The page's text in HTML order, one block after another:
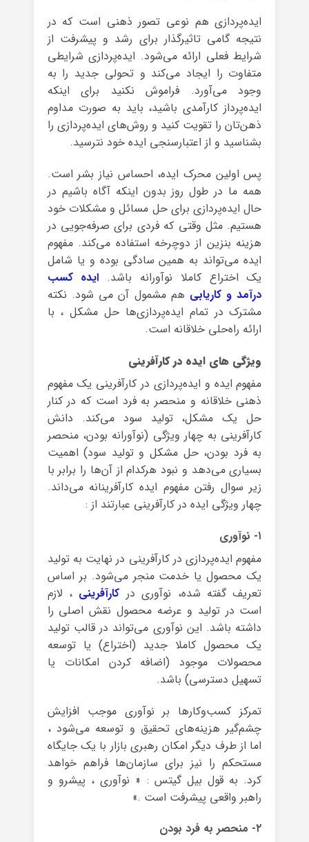
ایده‌پردازی هم نوعی تصور ذهنی است که در
نتیجه‌ گامی تاثیرگذار برای رشد و پیشرفت از
شرایط فعلی ارائه می‌شود. ایده‌پردازی شرایطی
متفاوت را ایجاد می‌کند و تحولی جدید را به
وجود می‌آورد. فراموش نکنید برای اینکه
ایده‌پرداز کارآمدی باشید، باید به صورت مداوم
ذهن‌‌تان را تقویت کنید و روش‌های ایده‌پردازی را
بشناسید و از اعتبارسنجی ایده خود نترسید.
پس اولین محرک ایده، احساس نیاز بشر است.
همه‌ ما در طول روز بدون اینکه آگاه باشیم در
حال ایده‌پردازی برای حل مسائل و مشکلات خود
هستیم. مثل وقتی که فردی برای صرفه‌جویی در
هزینه‌ بنزین از دوچرخه استفاده می‌کند. مفهوم
ایده می‌تواند به همین سادگی بوده و یا شامل
یک اختراع کاملا نوآورانه باشد. ایده کسب
درآمد و کاریابی هم مشمول آن می شود. نکته‌
مشترک در تمام ایده‌پردازی‌ها حل مشکل ، با
ارائه راه‌حلی خلاقانه است.
ویژگی های ایده در کارآفرینی
مفهوم ایده و ایده‌پردازی در کارآفرینی یک مفهوم
ذهنی خلاقانه و منحصر به فرد است که در کنار
حل یک مشکل، تولید سود می‌کند. دانش
کارآفرینی به چهار ویژگی (نوآورانه بودن، منحصر
به فرد بودن، حل مشکل و تولید سود) اهمیت
بسیاری می‌دهد و نبود هرکدام از آن‌ها را برابر با
زیر سوال رفتن مفهوم ایده‌ کارآفرینانه می‌داند.
چهار ویژگی ایده در کارآفرینی عبارتند از :
۱- نوآوری
مفهوم ایده‌پردازی در کارآفرینی در نهایت به تولید
یک محصول یا خدمت منجر می‌شود. بر اساس
تعریف گفته شده، نوآوری در کارآفرینی ، لازم
است در تولید و عرضه‌ محصول نقش اصلی را
داشته باشد. این نوآوری می‌تواند در قالب تولید
یک محصول کاملا جدید (اختراع) یا توسعه‌
محصولات موجود (اضافه کردن امکانات یا
تسهیل دسترسی) باشد.
تمرکز کسب‌وکارها بر نوآوری موجب افزایش
چشم‌گیر هزینه‌های تحقیق و توسعه می‌شود ،
اما از طرف دیگر امکان رهبری بازار با یک جایگاه
مستحکم را نیز برای سازمان‌ها فراهم خواهد
کرد. به قول بیل گیتس : « نوآوری ، پیشرو و
راهبر واقعی پیشرفت است .»
۲- منحصر به فرد بودن